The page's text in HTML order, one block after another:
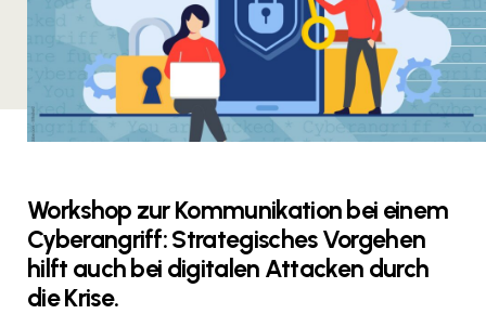
Workshop zur Kommunikation bei einem
Cyberangriff: Strategisches Vorgehen
hilft auch bei digitalen Attacken durch
die Krise.